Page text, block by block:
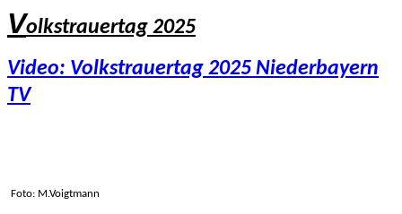
Volkstrauertag 2025
Video: Volkstrauertag 2025 Niederbayern
TV
Foto: M.Voigtmann